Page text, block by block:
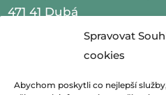
Spravovat
cookies
Abychom poskytli co nejlepší
471 41 Dubá
IČO 00260479